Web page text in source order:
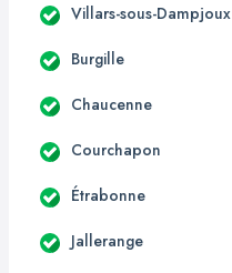
Villars-sous-Dampjoux
Burgille
Chaucenne
Courchapon
Étrabonne
Jallerange